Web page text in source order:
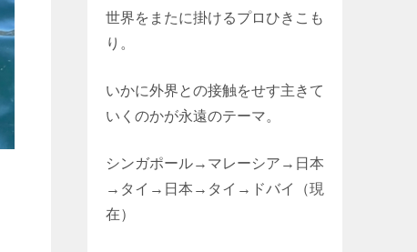
世界をまたに掛けるプロひきこも
り。
いかに外界との接触をせす主きて
いくのかが永遠のテーマ。
シンガポール→マレーシア→日本
→タイ→日本→タイ→ドバイ（現
在）